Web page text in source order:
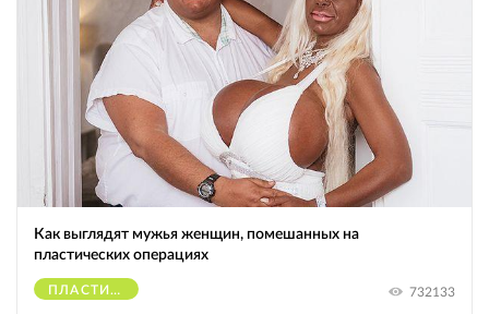
Как выглядят мужья женщин, помешанных на
пластических операциях
ПЛАСТИЧЕСКИЕ ОПЕРАЦИИ 732133